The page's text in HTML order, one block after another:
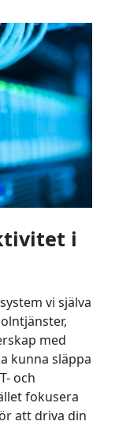
i
vi själva
med
kunna släppa
och
fokusera
att driva din